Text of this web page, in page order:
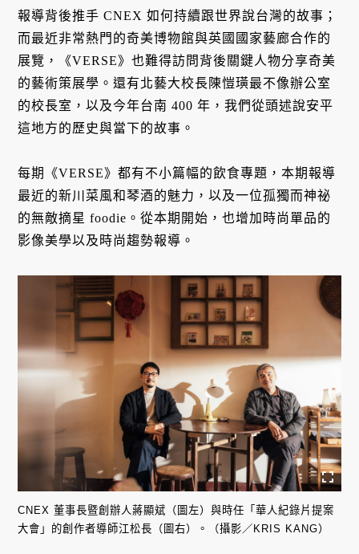
報導背後推手 CNEX 如何持續跟世界說台灣的故事；
而最近非常熱門的奇美博物館與英國國家藝廊合作的
展覽，《VERSE》也難得訪問背後關鍵人物分享奇美
的藝術策展學。還有北藝大校長陳愷璜最不像辦公室
的校長室，以及今年台南 400 年，我們從頭述說安平
這地方的歷史與當下的故事。
每期《VERSE》都有不小篇幅的飲食專題，本期報導
最近的新川菜風和琴酒的魅力，以及一位孤獨而神祕
的無敵摘星 foodie。從本期開始，也增加時尚單品的
影像美學以及時尚趨勢報導。
CNEX 董事長暨創辦人蔣顯斌（圖左）與時任「華人紀錄片提案
大會」的創作者導師江松長（圖右）。（攝影／KRIS KANG）